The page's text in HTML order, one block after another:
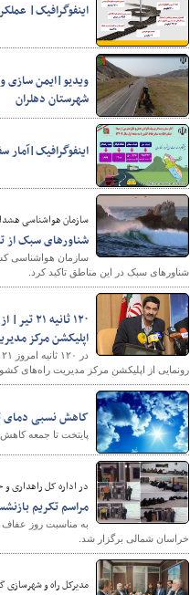
پایگاه خبری
اینفوگرافیک|
ویدیو|ایمن سازی
شهرستان دهلران
اینفوگرافیک|آمار
سازمان هواشناسی
شناورهای سبک از
سازمان هواشناسی
شناورهای سبک در این مناطق تاکید کرد.
۱۲۰
اپلیکشن مرکز
رونمایی از اپلیکشن مرکز مدیریت راه‌های
کاهش نسبی دمای
پایتخت تا جمعه
در اداره کل راهداری
مراسم تکریم
به مناسبت روز عفاف
خراسان شمالی برگزار شد.
مدیرکل راه و شهرسازی